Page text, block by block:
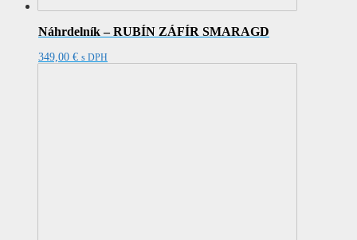
Náhrdelník – RUBÍN ZÁFÍR SMARAGD
349,00 € s DPH